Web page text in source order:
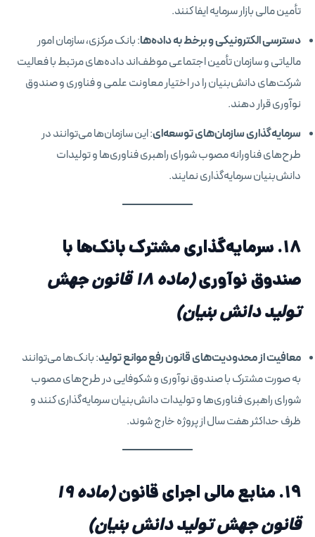
تأمین مالی بازار سرمایه ایفا کنند.
دسترسی الکترونیکی و برخط به داده‌ها: بانک مرکزی، سازمان امور
مالیاتی و سازمان تأمین اجتماعی موظف‌اند داده‌های مرتبط با فعالیت
شرکت‌های دانش‌بنیان را در اختیار معاونت علمی و فناوری و صندوق
نوآوری قرار دهند.
سرمایه‌گذاری سازمان‌های توسعه‌ای: این سازمان‌ها می‌توانند در
طرح‌های فناورانه مصوب شورای راهبری فناوری‌ها و تولیدات
دانش‌بنیان سرمایه‌گذاری نمایند.
۱۸. سرمایه‌گذاری مشترک بانک‌ها با
صندوق نوآوری(ماده ۱۸
قانون جهش
تولید دانش بنیان)
معافیت از محدودیت‌های قانون رفع موانع تولید: بانک‌ها می‌توانند
به صورت مشترک با صندوق نوآوری و شکوفایی در طرح‌های مصوب
شورای راهبری فناوری‌ها و تولیدات دانش‌بنیان سرمایه‌گذاری کنند و
ظرف حداکثر هفت سال از پروژه خارج شوند.
۱۹. منابع مالی اجرای قانون
(ماده ۱۹
قانون جهش تولید دانش بنیان)